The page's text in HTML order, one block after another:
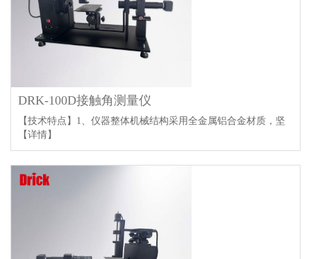
DRK-100D接触角测量仪
【技术特点】1、仪器整体机械结构采用全金属铝合金材质，坚
【详情】